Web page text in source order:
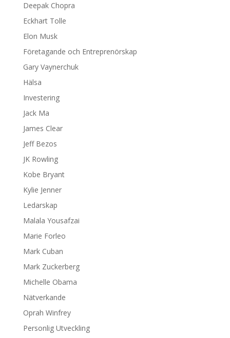
Deepak Chopra
Eckhart Tolle
Elon Musk
Företagande och Entreprenörskap
Gary Vaynerchuk
Hälsa
Investering
Jack Ma
James Clear
Jeff Bezos
JK Rowling
Kobe Bryant
Kylie Jenner
Ledarskap
Malala Yousafzai
Marie Forleo
Mark Cuban
Mark Zuckerberg
Michelle Obama
Nätverkande
Oprah Winfrey
Personlig Utveckling